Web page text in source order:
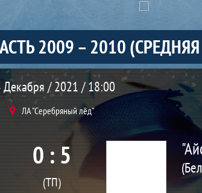
2009 – 2010
Декабря / 2021 / 18:00
ЛА "Серебряный лёд"
0 : 5
(ТП)